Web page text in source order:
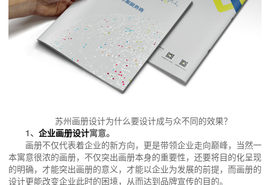
苏州画册设计为什么要设计成与众不同的效果？
1、 企业画册设计寓意。
画册不仅代表着企业的新方向，更是带领企业走向巅峰，当然一
本寓意很浓的画册，不仅突出画册本身的重要性，还要将目的化呈现
的明确，才能突出画册的意义，才能以企业为发展的前提，而画册的
设计更能改变企业此时的困境，从而达到品牌宣传的目的。